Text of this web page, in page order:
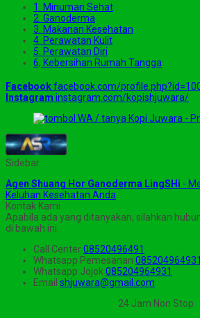
1. Minuman Sehat
2. Ganoderma
3. Makanan Kesehatan
4. Perawatan Kulit
5. Perawatan Diri
6, Kebersihan Rumah Tangga
Facebookfacebook.com/
Instagram instagram.com/kopishjuwara/
Sidebar
Agen Shuang Hor Ganoderma LingSHi -
Keluhan Kesehatan Anda
Kontak Kami
Apabila ada yang ditanyakan, silahkan
di bawah ini.
Call Center08520496491
Whatsapp Pemesanan 085204964931
Whatsapp Jojok085204964931
Email shjuwara@gmail.com
24 Jam Non Stop